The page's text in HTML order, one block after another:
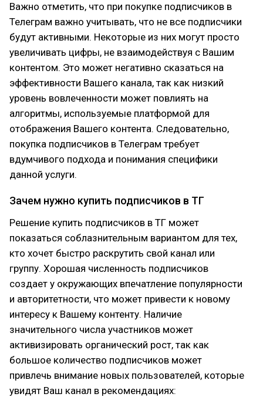
Важно отметить, что при покупке подписчиков в
Телеграм важно учитывать, что не все подписчики
будут активными. Некоторые из них могут просто
увеличивать цифры, не взаимодействуя с Вашим
контентом. Это может негативно сказаться на
эффективности Вашего канала, так как низкий
уровень вовлеченности может повлиять на
алгоритмы, используемые платформой для
отображения Вашего контента. Следовательно,
покупка подписчиков в Телеграм требует
вдумчивого подхода и понимания специфики
данной услуги.
Зачем нужно купить подписчиков в ТГ
Решение купить подписчиков в ТГ может
показаться соблазнительным вариантом для тех,
кто хочет быстро раскрутить свой канал или
группу. Хорошая численность подписчиков
создает у окружающих впечатление популярности
и авторитетности, что может привести к новому
интересу к Вашему контенту. Наличие
значительного числа участников может
активизировать органический рост, так как
большое количество подписчиков может
привлечь внимание новых пользователей, которые
увидят Ваш канал в рекомендациях: